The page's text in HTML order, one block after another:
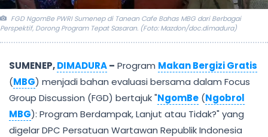
FGD NgomBe PWRI Sumenep di Tanean Cafe Bahas MBG dari Berbagai
Perspektif, Dorong Program Tepat Sasaran. (Foto: Mazdon/doc.dimadura)
SUMENEP,DIMADURA– Program Makan Bergizi Gratis
(MBG) menjadi bahan evaluasi bersama dalam Focus
Group Discussion (FGD) bertajuk "NgomBe (Ngobrol
MBG): Program Berdampak, Lanjut atau Tidak?" yang
digelar DPC Persatuan Wartawan Republik Indonesia